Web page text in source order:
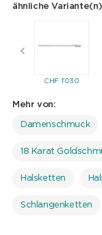
ähnliche
CHF 1'030
Mehr von:
Damenschmuck
18 Karat
Halsketten
Schlangenketten